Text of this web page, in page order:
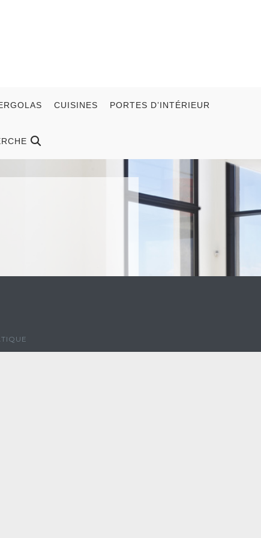
CUISINES PORTES D’INTÉRIEUR